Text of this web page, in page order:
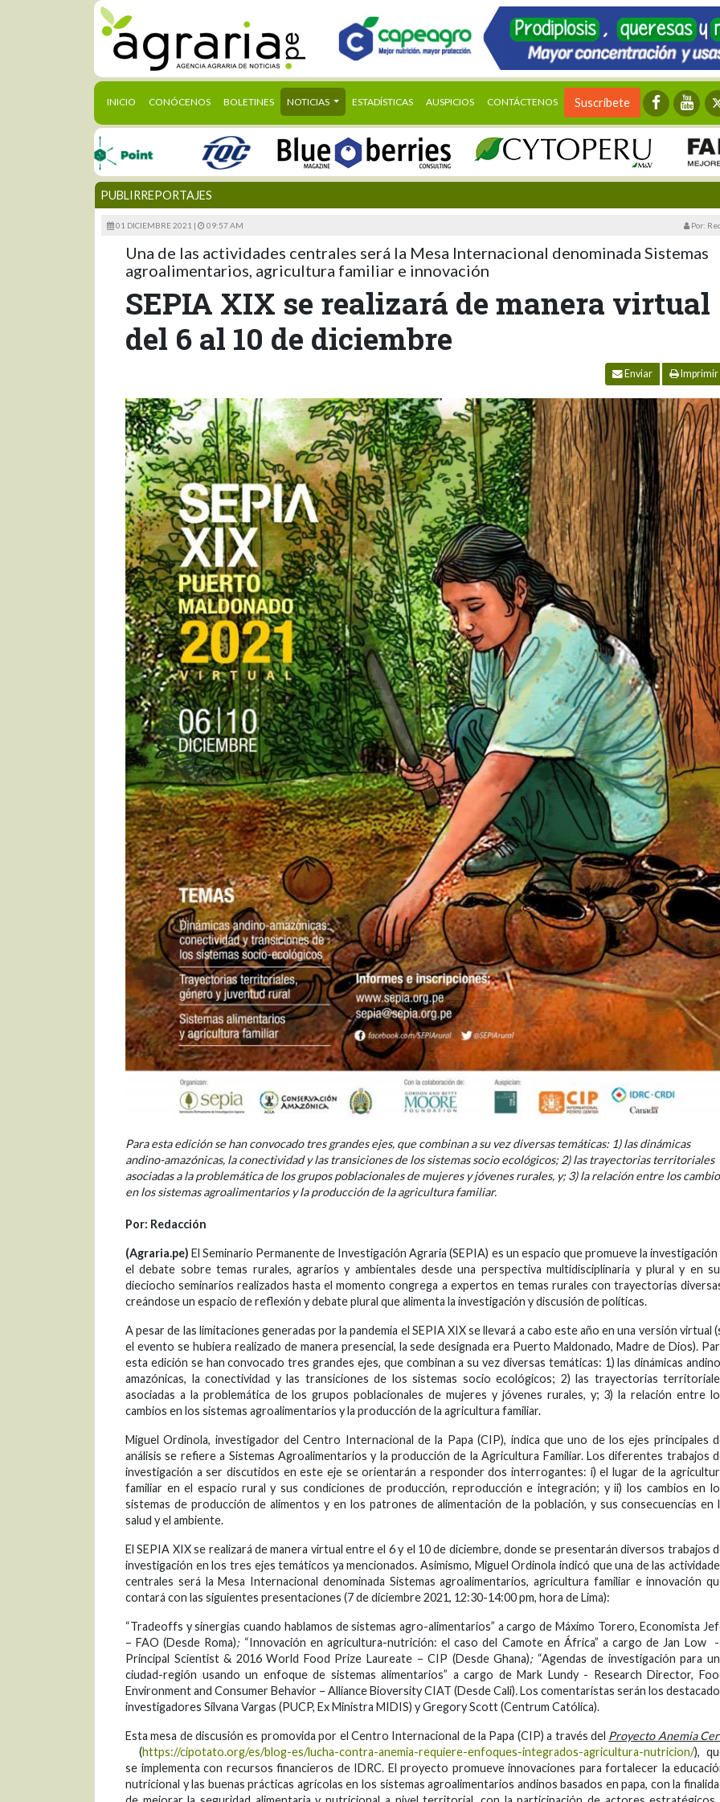
INICIO (CURRENT)
CONÓCENOS BOLETINES NOTICIAS ESTADÍSTICAS AUSPICIOS CONTÁCTENOS Suscríbete
PUBLIRREPORTAJES
01 DICIEMBRE 2021 | 09:57 AM Por:
Una de las actividades centrales será la Mesa Internacional denominada Sistemas
agroalimentarios, agricultura familiar e innovación
SEPIA XIX se realizará de manera virtual
del 6 al 10 de diciembre
Enviar Imprimir
Para esta edición se han convocado tres grandes ejes, que combinan a su vez diversas temáticas: 1) las dinámicas
andino-amazónicas, la conectividad y las transiciones de los sistemas socio ecológicos; 2) las trayectorias territoriales
asociadas a la problemática de los grupos poblacionales de mujeres y jóvenes rurales, y; 3) la relación entre los
en los sistemas agroalimentarios y la producción de la agricultura familiar.
Por: Redacción
(Agraria.pe)El Seminario Permanente de Investigación Agraria (SEPIA) es un espacio que promueve la investigación
el debate sobre temas rurales, agrarios y ambientales desde una perspectiva multidisciplinaria y plural y en
dieciocho seminarios realizados hasta el momento congrega a expertos en temas rurales con trayectorias
creándose un espacio de reflexión y debate plural que alimenta la investigación y discusión de políticas.
A pesar de las limitaciones generadas por la pandemia el SEPIA XIX se llevará a cabo este año en una versión virtual
el evento se hubiera realizado de manera presencial, la sede designada era Puerto Maldonado, Madre de Dios).
esta edición se han convocado tres grandes ejes, que combinan a su vez diversas temáticas: 1) las dinámicas
amazónicas, la conectividad y las transiciones de los sistemas socio ecológicos; 2) las trayectorias
asociadas a la problemática de los grupos poblacionales de mujeres y jóvenes rurales, y; 3) la relación entre
cambios en los sistemas agroalimentarios y la producción de la agricultura familiar.
Miguel Ordinola, investigador del Centro Internacional de la Papa (CIP), indica que uno de los ejes principales
análisis se refiere a Sistemas Agroalimentarios y la producción de la Agricultura Familiar. Los diferentes trabajos
investigación a ser discutidos en este eje se orientarán a responder dos interrogantes: i) el lugar de la
familiar en el espacio rural y sus condiciones de producción, reproducción e integración; y ii) los cambios en
sistemas de producción de alimentos y en los patrones de alimentación de la población, y sus consecuencias en
salud y el ambiente.
El SEPIA XIX se realizará de manera virtual entre el 6 y el 10 de diciembre, donde se presentarán diversos trabajos
investigación en los tres ejes temáticos ya mencionados. Asimismo, Miguel Ordinola indicó que una de las
centrales será la Mesa Internacional denominada Sistemas agroalimentarios, agricultura familiar e innovación
contará con las siguientes presentaciones (7 de diciembre 2021, 12:30-14:00 pm, hora de Lima):
“Tradeoffs y sinergias cuando hablamos de sistemas agro-alimentarios” a cargo de Máximo Torero, Economista
– FAO (Desde Roma); “Innovación en agricultura-nutrición: el caso del Camote en África” a cargo de Jan Low -
Principal Scientist & 2016 World Food Prize Laureate – CIP (Desde Ghana); “Agendas de investigación para
ciudad-región usando un enfoque de sistemas alimentarios” a cargo de Mark Lundy - Research Director,
Environment and Consumer Behavior – Alliance Bioversity CIAT (Desde Cali).Los comentaristas serán los
investigadores Silvana Vargas (PUCP, Ex Ministra MIDIS) y Gregory Scott (Centrum Católica).
Esta mesa de discusión es promovida por el Centro Internacional de la Papa (CIP) a través del Proyecto Anemia
(https://cipotato.org/es/blog-es/lucha-contra-anemia-requiere-enfoques-integrados-agricultura-nutricion/),
se implementa con recursos financieros de IDRC. El proyecto promueve innovaciones para fortalecer la
nutricional y las buenas prácticas agrícolas en los sistemas agroalimentarios andinos basados en papa, con la